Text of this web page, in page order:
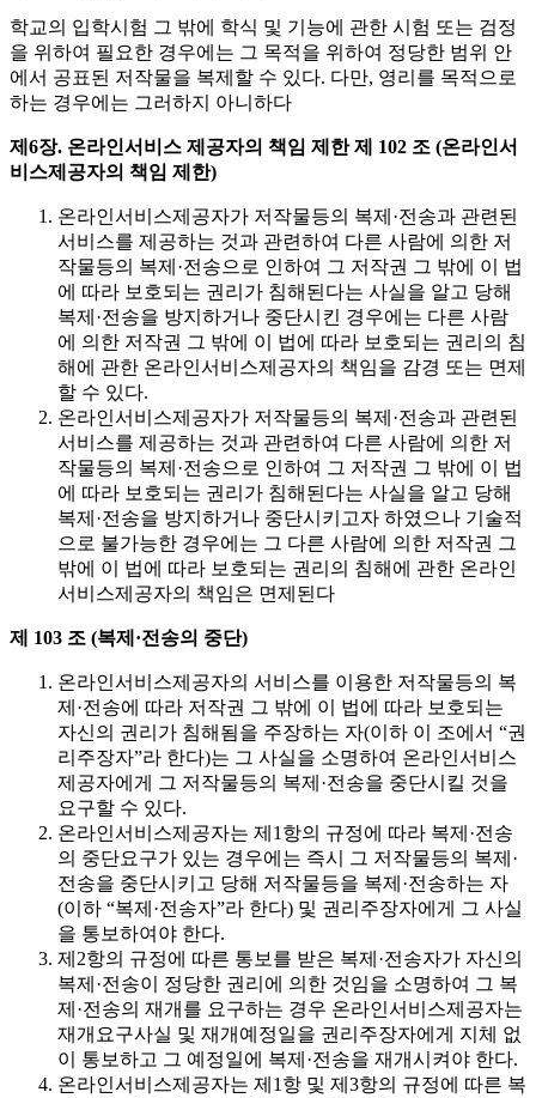
학교의 입학시험 그 밖에 학식 및 기능에 관한 시험 또는 검정
을 위하여 필요한 경우에는 그 목적을 위하여 정당한 범위 안
에서 공표된 저작물을 복제할 수 있다. 다만, 영리를 목적으로
하는 경우에는 그러하지 아니하다
제6장. 온라인서비스 제공자의 책임 제한 제 102 조 (온라인서
비스제공자의 책임 제한)
온라인서비스제공자가 저작물등의 복제·전송과 관련된
서비스를 제공하는 것과 관련하여 다른 사람에 의한 저
작물등의 복제·전송으로 인하여 그 저작권 그 밖에 이 법
에 따라 보호되는 권리가 침해된다는 사실을 알고 당해
복제·전송을 방지하거나 중단시킨 경우에는 다른 사람
에 의한 저작권 그 밖에 이 법에 따라 보호되는 권리의 침
해에 관한 온라인서비스제공자의 책임을 감경 또는 면제
할 수 있다.
온라인서비스제공자가 저작물등의 복제·전송과 관련된
서비스를 제공하는 것과 관련하여 다른 사람에 의한 저
작물등의 복제·전송으로 인하여 그 저작권 그 밖에 이 법
에 따라 보호되는 권리가 침해된다는 사실을 알고 당해
복제·전송을 방지하거나 중단시키고자 하였으나 기술적
으로 불가능한 경우에는 그 다른 사람에 의한 저작권 그
밖에 이 법에 따라 보호되는 권리의 침해에 관한 온라인
서비스제공자의 책임은 면제된다
제 103 조 (복제·전송의 중단)
온라인서비스제공자의 서비스를 이용한 저작물등의 복
제·전송에 따라 저작권 그 밖에 이 법에 따라 보호되는
자신의 권리가 침해됨을 주장하는 자(이하 이 조에서 “권
리주장자”라 한다)는 그 사실을 소명하여 온라인서비스
제공자에게 그 저작물등의 복제·전송을 중단시킬 것을
요구할 수 있다.
온라인서비스제공자는 제1항의 규정에 따라 복제·전송
의 중단요구가 있는 경우에는 즉시 그 저작물등의 복제·
전송을 중단시키고 당해 저작물등을 복제·전송하는 자
(이하 “복제·전송자”라 한다) 및 권리주장자에게 그 사실
을 통보하여야 한다.
제2항의 규정에 따른 통보를 받은 복제·전송자가 자신의
복제·전송이 정당한 권리에 의한 것임을 소명하여 그 복
제·전송의 재개를 요구하는 경우 온라인서비스제공자는
재개요구사실 및 재개예정일을 권리주장자에게 지체 없
이 통보하고 그 예정일에 복제·전송을 재개시켜야 한다.
온라인서비스제공자는 제1항 및 제3항의 규정에 따른 복